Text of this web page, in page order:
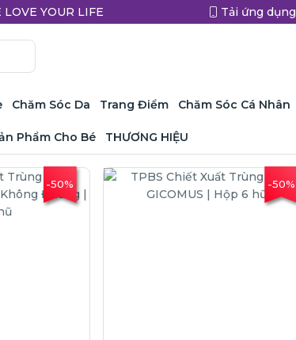
YOUR LIFE Tải ứng dụng
Chăm Sóc Da Trang Điểm Chăm Sóc Cá Nhân
Phẩm Cho Bé THƯƠNG HIỆU
-50% -50%